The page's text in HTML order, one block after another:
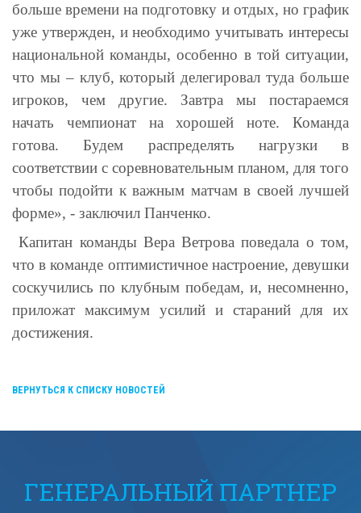
больше времени на подготовку и отдых, но график
уже утвержден, и необходимо учитывать интересы
национальной команды, особенно в той ситуации,
что мы – клуб, который делегировал туда больше
игроков, чем другие. Завтра мы постараемся
начать чемпионат на хорошей ноте. Команда
готова. Будем распределять нагрузки в
соответствии с соревновательным планом, для того
чтобы подойти к важным матчам в своей лучшей
форме», - заключил Панченко.
Капитан команды Вера Ветрова поведала о том,
что в команде оптимистичное настроение, девушки
соскучились по клубным победам, и, несомненно,
приложат максимум усилий и стараний для их
достижения.
ВЕРНУТЬСЯ К СПИСКУ НОВОСТЕЙ
ГЕНЕРАЛЬНЫЙ ПАРТНЕР